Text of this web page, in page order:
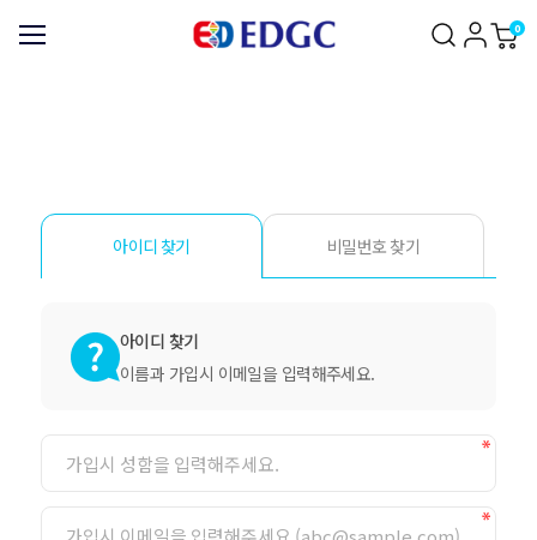
0
아이디 찾기 비밀번호 찾기
아이디 찾기
이름과 가입시 이메일을 입력해주세요.